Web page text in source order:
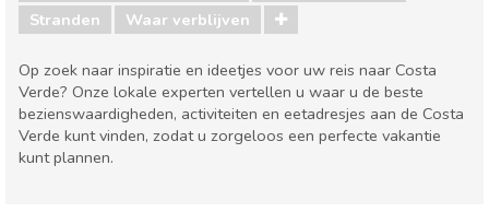
Stranden
Waar verblijven
Op zoek naar inspiratie en ideetjes voor uw reis naar Costa
Verde? Onze lokale experten vertellen u waar u de beste
bezienswaardigheden, activiteiten en eetadresjes aan de Costa
Verde kunt vinden, zodat u zorgeloos een perfecte vakantie
kunt plannen.